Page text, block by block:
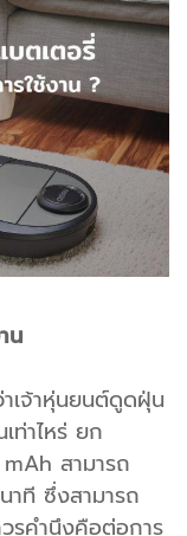
น
เจ้าหุ่นยนต์ดูดฝุ่น
เท่าไหร่ ยก
สามารถ
าที ซึ่งสามารถ
รคำนึงคือต่อการ